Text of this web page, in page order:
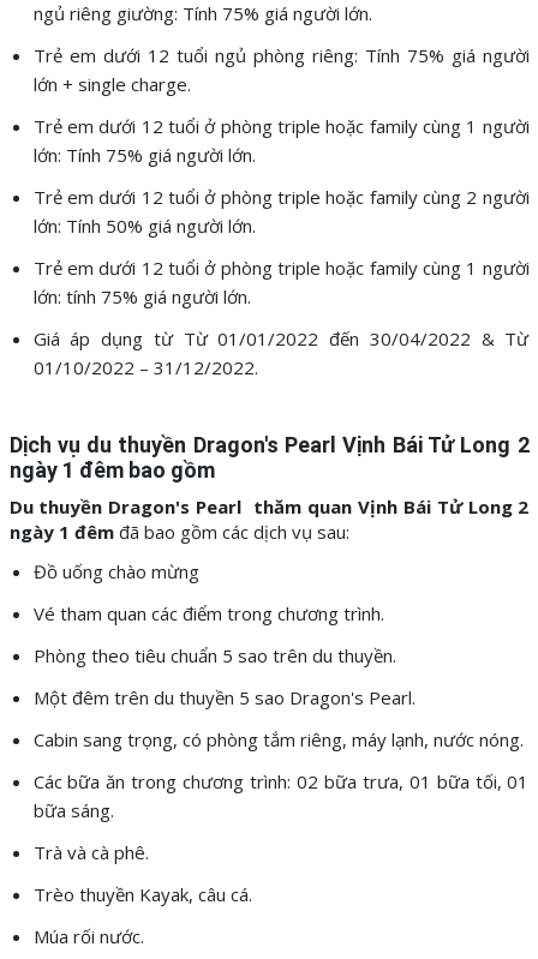
ngủ riêng giường: Tính 75% giá người lớn.
Trẻ em dưới 12 tuổi ngủ phòng riêng: Tính 75% giá người
lớn + single charge.
Trẻ em dưới 12 tuổi ở phòng triple hoặc family cùng 1 người
lớn: Tính 75% giá người lớn.
Trẻ em dưới 12 tuổi ở phòng triple hoặc family cùng 2 người
lớn: Tính 50% giá người lớn.
Trẻ em dưới 12 tuổi ở phòng triple hoặc family cùng 1 người
lớn: tính 75% giá người lớn.
Giá áp dụng từ Từ 01/01/2022 đến 30/04/2022 & Từ
01/10/2022 – 31/12/2022.
Dịch vụ du thuyền Dragon's PearlVịnh Bái Tử Long 2
ngày 1 đêm bao gồm
Du thuyền Dragon's Pearl thăm quan Vịnh Bái Tử Long 2
ngày 1 đêmđã bao gồm các dịch vụ sau:
Đồ uống chào mừng
Vé tham quan các điểm trong chương trình.
Phòng theo tiêu chuẩn 5 sao trên du thuyền.
Một đêm trên du thuyền 5 sao Dragon's Pearl.
Cabin sang trọng, có phòng tắm riêng, máy lạnh, nước nóng.
Các bữa ăn trong chương trình: 02 bữa trưa, 01 bữa tối, 01
bữa sáng.
Trà và cà phê.
Trèo thuyền Kayak, câu cá.
Múa rối nước.